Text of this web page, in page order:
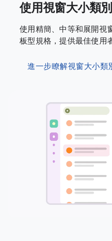
使用視窗大小類別
使用精簡、中等和展開視
板型規格，提供最佳使用
進一步瞭解視窗大小類